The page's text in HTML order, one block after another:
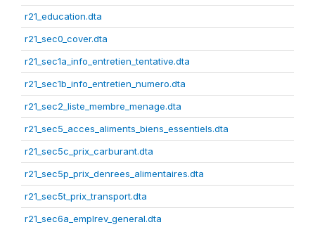
r21_education.dta
r21_sec0_cover.dta
r21_sec1a_info_entretien_tentative.dta
r21_sec1b_info_entretien_numero.dta
r21_sec2_liste_membre_menage.dta
r21_sec5_acces_aliments_biens_essentiels.dta
r21_sec5c_prix_carburant.dta
r21_sec5p_prix_denrees_alimentaires.dta
r21_sec5t_prix_transport.dta
r21_sec6a_emplrev_general.dta